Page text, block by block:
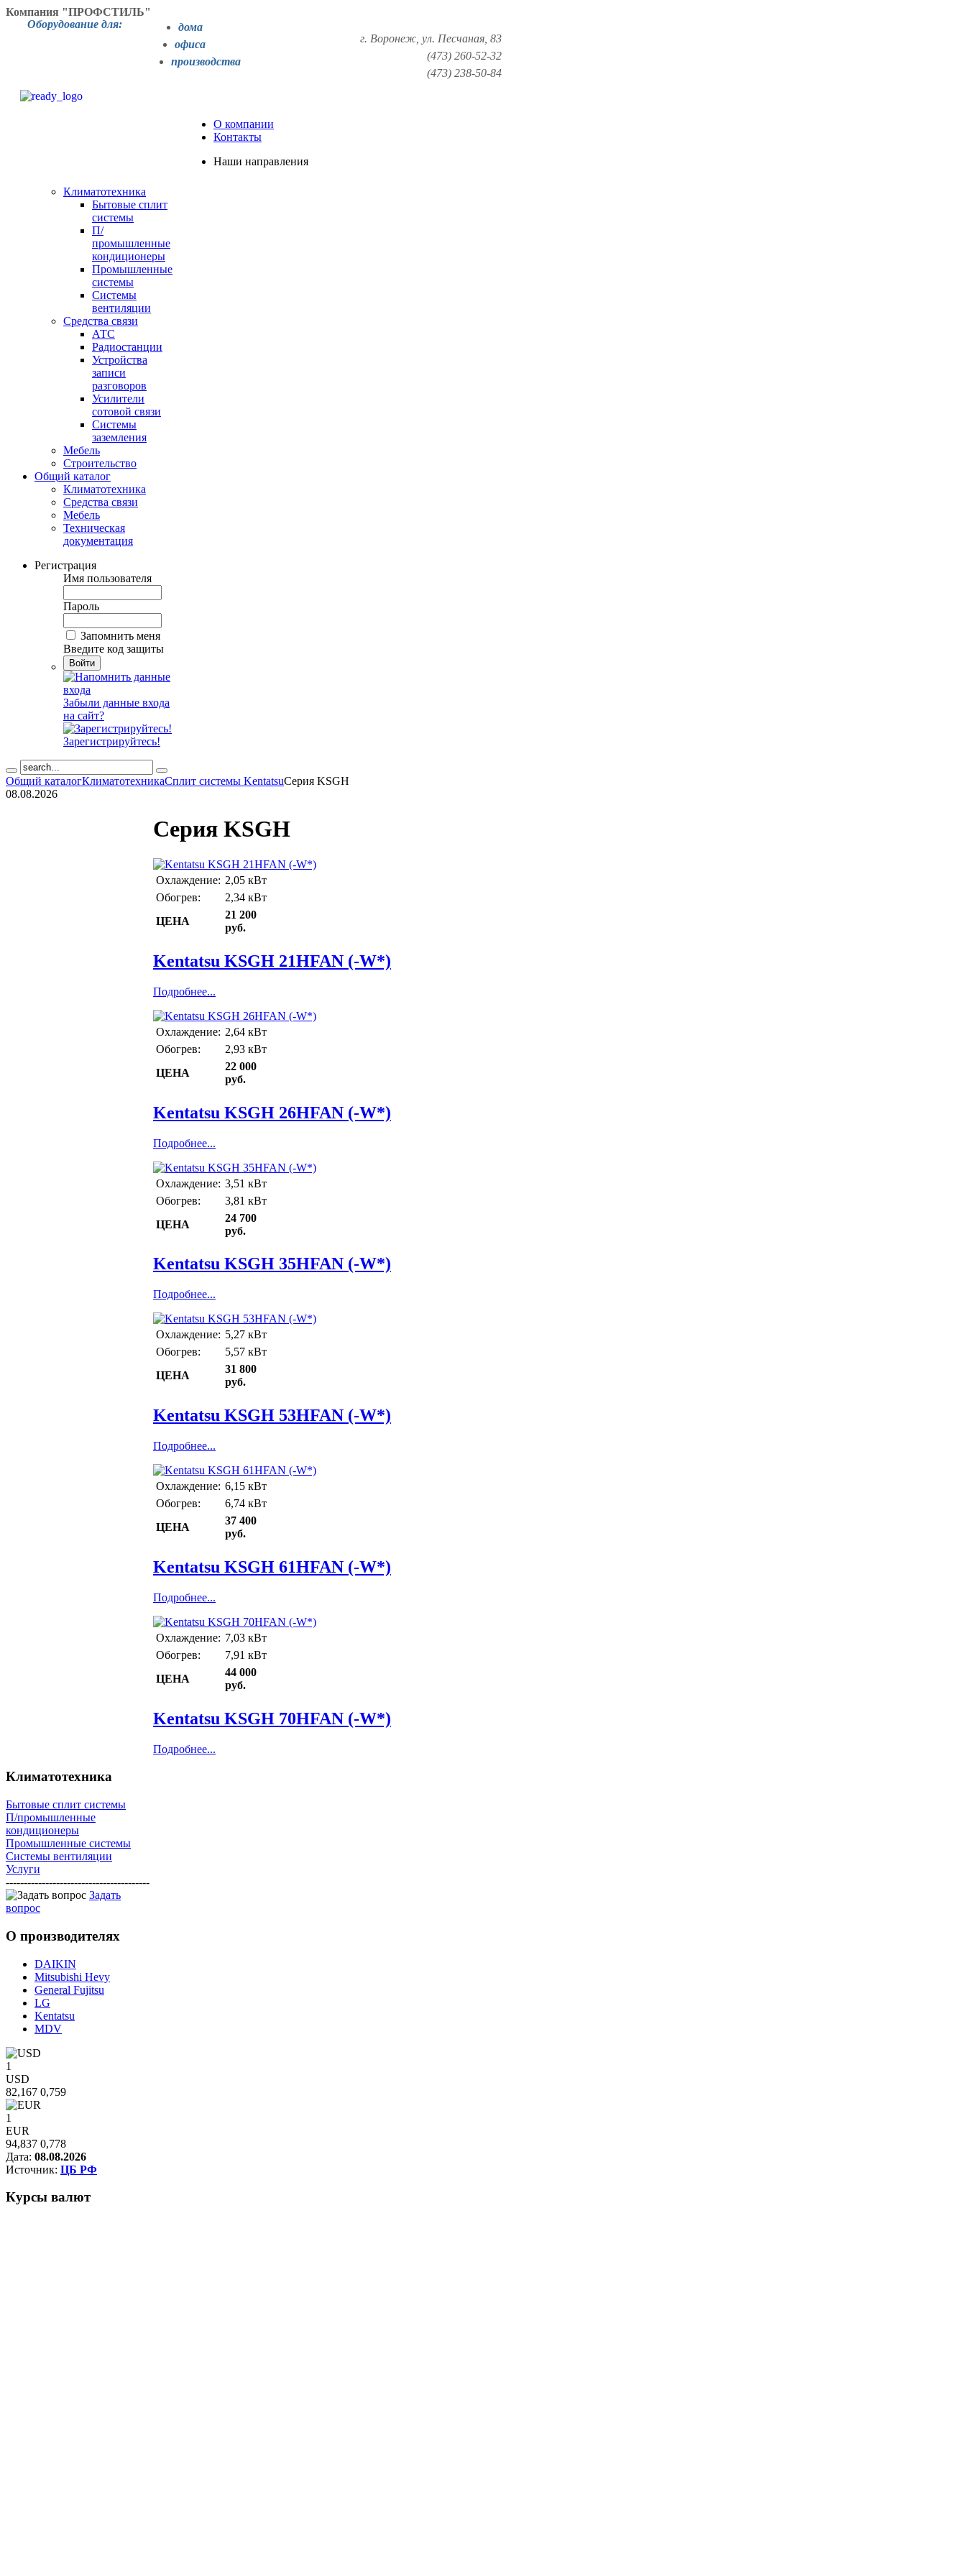
Компания "ПРОФСТИЛЬ"
Оборудование для:
дома
офиса
производства
г. Воронеж, ул. Песчаная, 83
(473) 260-52-32
(473) 238-50-84
О компании
Контакты
Наши направления
Климатотехника
Бытовые сплит
системы
П/
промышленные
кондиционеры
Промышленные
системы
Системы
вентиляции
Средства связи
АТС
Радиостанции
Устройства
записи
разговоров
Усилители
сотовой связи
Системы
заземления
Мебель
Строительство
Общий каталог
Климатотехника
Средства связи
Мебель
Техническая
документация
Регистрация
Имя пользователя
Пароль
Запомнить меня
Введите код защиты
Забыли данные входа
на сайт?
Зарегистрируйтесь!
Общий каталогКлиматотехникаСплит системы KentatsuСерия KSGH
08.08.2026
Серия KSGH
Охлаждение: 2,05 кВт
Обогрев:
2,34 кВт
ЦЕНА
21 200
руб.
Kentatsu KSGH 21HFAN (-W*)
Подробнее...
Охлаждение: 2,64 кВт
Обогрев:
2,93 кВт
ЦЕНА
22 000
руб.
Kentatsu KSGH 26HFAN (-W*)
Подробнее...
Охлаждение: 3,51 кВт
Обогрев:
3,81 кВт
ЦЕНА
24 700
руб.
Kentatsu KSGH 35HFAN (-W*)
Подробнее...
Охлаждение: 5,27 кВт
Обогрев:
5,57 кВт
ЦЕНА
31 800
руб.
Kentatsu KSGH 53HFAN (-W*)
Подробнее...
Охлаждение: 6,15 кВт
Обогрев:
6,74 кВт
ЦЕНА
37 400
руб.
Kentatsu KSGH 61HFAN (-W*)
Подробнее...
Охлаждение: 7,03 кВт
Обогрев:
7,91 кВт
ЦЕНА
44 000
руб.
Kentatsu KSGH 70HFAN (-W*)
Подробнее...
Климатотехника
Бытовые сплит системы
П/промышленные
кондиционеры
Промышленные системы
Системы вентиляции
Услуги
----------------------------------------
Задать
вопрос
О производителях
DAIKIN
Mitsubishi Hevy
General Fujitsu
LG
Kentatsu
MDV
1
USD
82,167 0,759
1
EUR
94,837 0,778
Дата: 08.08.2026
Источник: ЦБ РФ
Курсы валют